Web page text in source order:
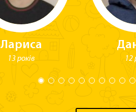
Лариса
13 років 12